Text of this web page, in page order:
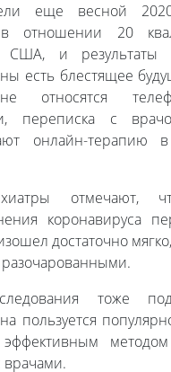
еще весной
отношении 20
США, и результаты
есть блестящее
относятся
переписка с
онлайн-терапию
отмечают,
коронавируса
достаточно
разочарованными.
тоже
пользуется
эффективным
врачами.